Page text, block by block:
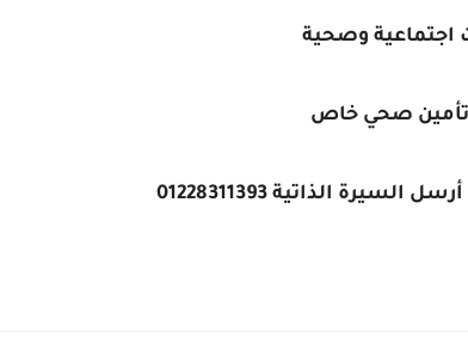
اجتماعية وصحية
صحي خاص
الذاتية 01228311393